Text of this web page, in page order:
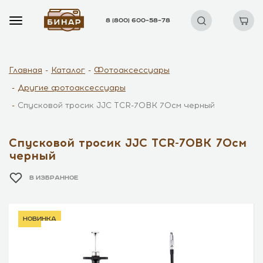
8 (800) 600–58–78
Главная Каталог
Фотоаксессуары
Другие фотоаксессуары
Спусковой тросик JJC TCR-70BK 70см черный
Спусковой тросик JJC TCR-70BK 70см
черный
В ИЗБРАННОЕ
новинка